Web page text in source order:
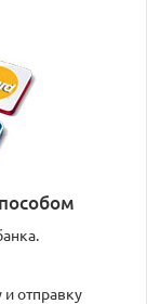
и отправку